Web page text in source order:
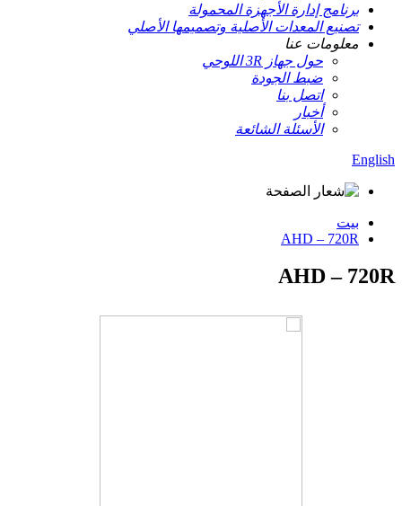
برنامج إدارة الأجهزة المحمولة
تصنيع المعدات الأصلية وتصميمها الأصلي
معلومات عنا
حول جهاز 3R اللوحي
ضبط الجودة
اتصل بنا
أخبار
الأسئلة الشائعة
English
بيت
AHD – 720R
AHD – 720R